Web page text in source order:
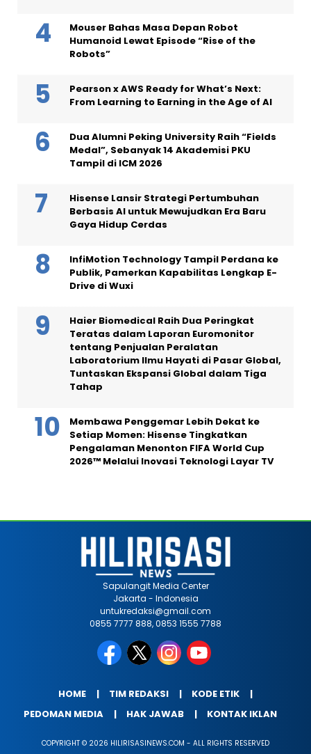
Mouser Bahas Masa Depan Robot
Humanoid Lewat Episode “Rise of the
Robots”
Pearson x AWS Ready for What’s Next:
From Learning to Earning in the Age of AI
Dua Alumni Peking University Raih “Fields
Medal”, Sebanyak 14 Akademisi PKU
Tampil di ICM 2026
Hisense Lansir Strategi Pertumbuhan
Berbasis AI untuk Mewujudkan Era Baru
Gaya Hidup Cerdas
InfiMotion Technology Tampil Perdana ke
Publik, Pamerkan Kapabilitas Lengkap E-
Drive di Wuxi
Haier Biomedical Raih Dua Peringkat
Teratas dalam Laporan Euromonitor
tentang Penjualan Peralatan
Laboratorium Ilmu Hayati di Pasar Global,
Tuntaskan Ekspansi Global dalam Tiga
Tahap
Membawa Penggemar Lebih Dekat ke
Setiap Momen: Hisense Tingkatkan
Pengalaman Menonton FIFA World Cup
2026™ Melalui Inovasi Teknologi Layar TV
Sapulangit Media Center
Jakarta - Indonesia
untukredaksi@gmail.com
0855 7777 888, 0853 1555 7788
HOME TIM REDAKSI
KODE ETIK
PEDOMAN MEDIA
HAK JAWAB KONTAK IKLAN
COPYRIGHT © 2026 HILIRISASINEWS.COM - ALL RIGHTS RESERVED